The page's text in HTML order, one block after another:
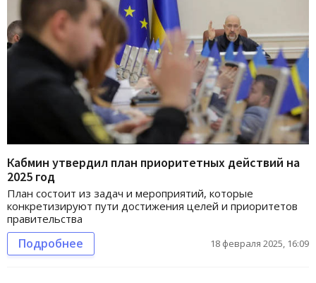
Кабмин утвердил план приоритетных действий на
2025 год
План состоит из задач и мероприятий, которые
конкретизируют пути достижения целей и приоритетов
правительства
Подробнее 18 февраля 2025, 16:09